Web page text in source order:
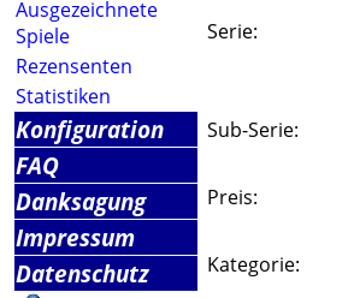
Ausgezeichnete
Spiele
Rezensenten
Statistiken
Konfiguration
FAQ
Danksagung
Impressum
Datenschutz
Serie:
Sub-Serie:
Preis:
Kategorie: